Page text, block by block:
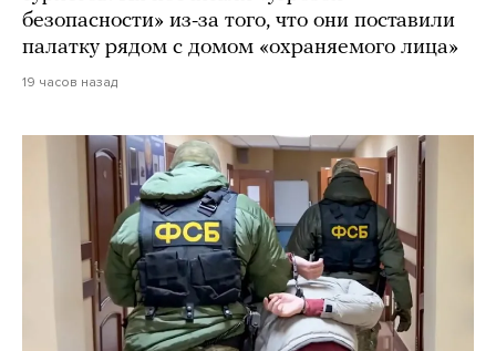
безопасности» из-за того, что они поставили
палатку рядом с домом «охраняемого лица»
19 часов назад